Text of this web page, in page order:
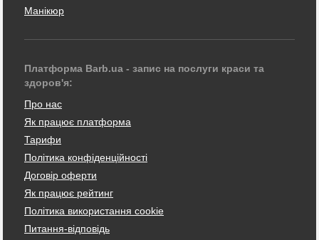
Манікюр
Платформа Barb.ua - запис на послуги краси та
здоров'я:
Про нас
Як працює платформа
Тарифи
Політика конфіденційності
Договір оферти
Як працює рейтинг
Політика використання cookie
Питання-відповідь